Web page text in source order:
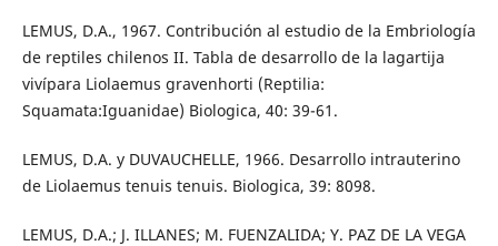
LEMUS, D.A., 1967. Contribución al estudio de la Embriología
de reptiles chilenos II. Tabla de desarrollo de la lagartija
vivípara Liolaemus gravenhorti (Reptilia:
Squamata:Iguanidae) Biologica, 40: 39-61.
LEMUS, D.A. y DUVAUCHELLE, 1966. Desarrollo intrauterino
de Liolaemus tenuis tenuis. Biologica, 39: 8098.
LEMUS, D.A.; J. ILLANES; M. FUENZALIDA; Y. PAZ DE LA VEGA